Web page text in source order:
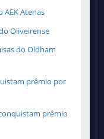
AEK Atenas
Oliveirense
do Oldham
prêmio por
prêmio